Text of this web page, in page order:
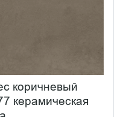
коричневый
керамическая